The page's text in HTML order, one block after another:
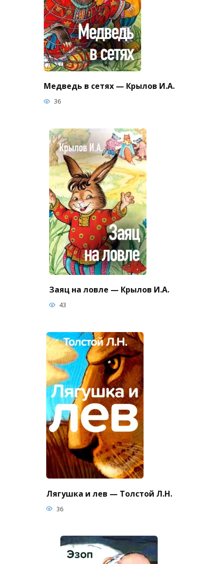
Медведь в сетях — Крылов И.А.
36
Заяц на ловле — Крылов И.А.
43
Лягушка и лев — Толстой Л.Н.
36